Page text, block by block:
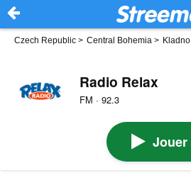
Czech Republic > Central Bohemia > Kladno
Radio Relax
FM · 92.3
Jouer